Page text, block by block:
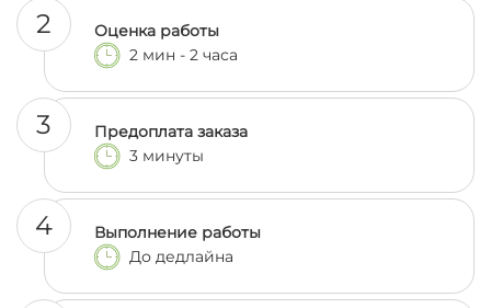
2
Оценка работы
2 мин - 2 часа
3
Предоплата заказа
3 минуты
4
Выполнение работы
До дедлайна